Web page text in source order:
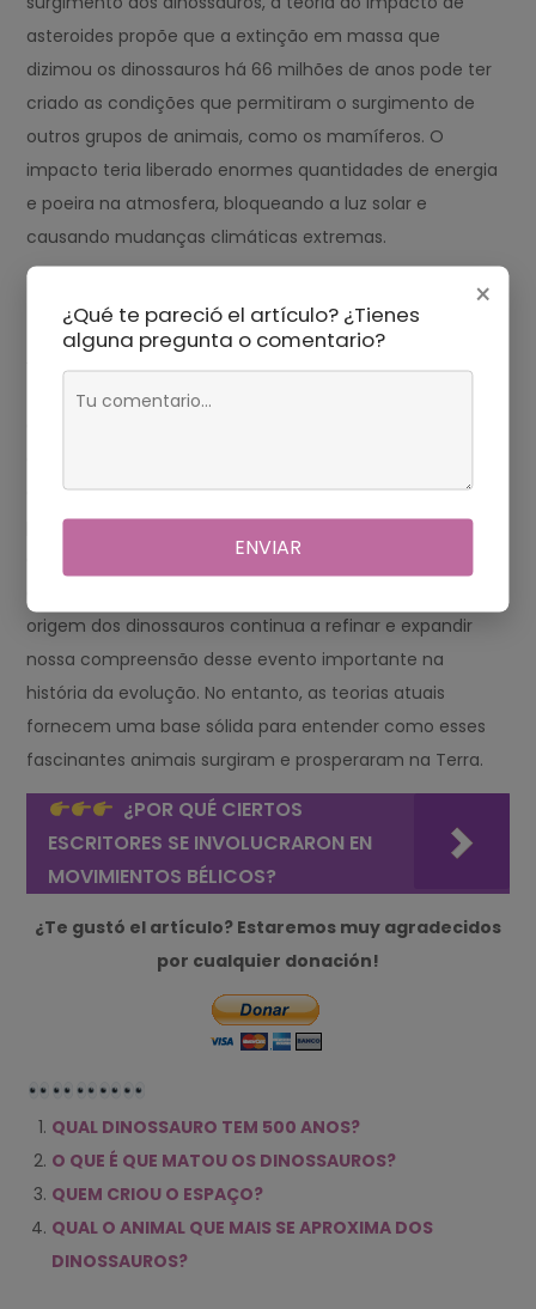
asteroides propõe que a extinção em massa que
dizimou os dinossauros há 66 milhões de anos pode ter
criado as condições que permitiram o surgimento de
outros grupos de animais, como os mamíferos. O
impacto teria liberado enormes quantidades de energia
e poeira na atmosfera, bloqueando a luz solar e
causando mudanças climáticas extremas.
Outras Teorias
Além dessas teorias principais, várias outras hipóteses
têm sido propostas para explicar o surgimento dos
como mutações ou duplicações gênicas. Outras
propõem que a competição com outros animais, como
os cinodontes, pode ter desempenhado um papel na
origem dos dinossauros continua a refinar e expandir
nossa compreensão desse evento importante na
história da evolução. No entanto, as teorias atuais
fornecem uma base sólida para entender como esses
fascinantes animais surgiram e prosperaram na Terra.
¿POR QUÉ CIERTOS
ESCRITORES SE INVOLUCRARON EN
MOVIMIENTOS BÉLICOS?
¿Te gustó el artículo? Estaremos muy agradecidos
por cualquier donación!
QUAL DINOSSAURO TEM 500 ANOS?
O QUE É QUE MATOU OS DINOSSAUROS?
QUEM CRIOU O ESPAÇO?
QUAL O ANIMAL QUE MAIS SE APROXIMA DOS
DINOSSAUROS?
×
¿Qué te pareció el artículo? ¿Tienes
alguna pregunta o comentario?
ENVIAR